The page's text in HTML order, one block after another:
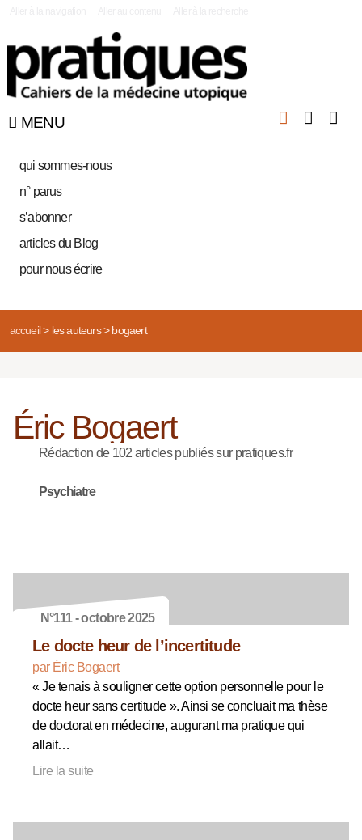
MENU
qui sommes-nous
n° parus
s’abonner
articles du Blog
pour nous écrire
accueil> les auteurs> bogaert
Éric Bogaert
Rédaction de 102 articles publiés sur pratiques.fr
Psychiatre
N°111 - octobre 2025
Le docte heur de l’incertitude
par Éric Bogaert
« Je tenais à souligner cette option personnelle pour le
docte heur sans certitude ». Ainsi se concluait ma thèse
de doctorat en médecine, augurant ma pratique qui
allait…
Lire la suite